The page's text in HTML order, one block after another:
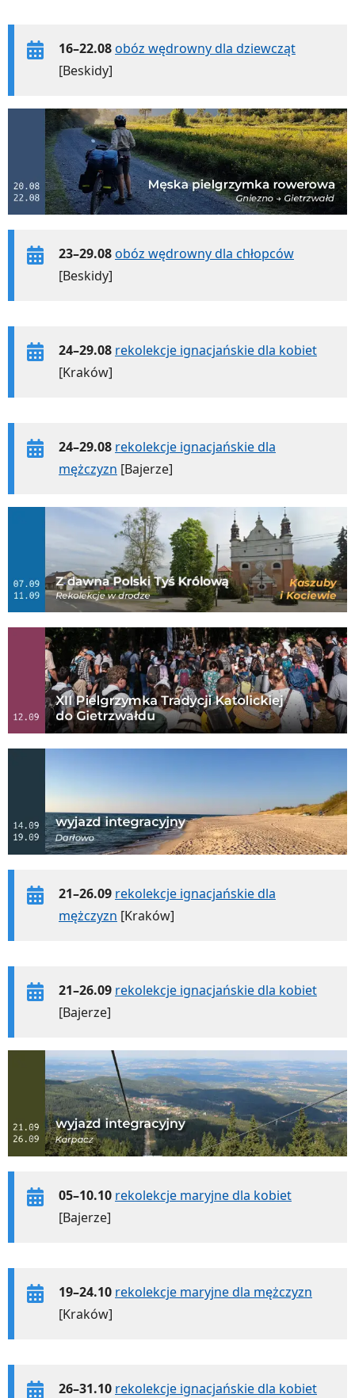
16–22.08obóz wędrowny dla dziewcząt
[Beskidy]
23–29.08obóz wędrowny dla chłopców
[Beskidy]
24–29.08 rekolekcje ignacjańskie dla kobiet
[Kraków]
24–29.08 rekolekcje ignacjańskie dla
mężczyzn [Bajerze]
21–26.09 rekolekcje ignacjańskie dla
mężczyzn [Kraków]
21–26.09 rekolekcje ignacjańskie dla kobiet
[Bajerze]
05–10.10 rekolekcje maryjne dla kobiet
[Bajerze]
19–24.10 rekolekcje maryjne dla mężczyzn
[Kraków]
26–31.10 rekolekcje ignacjańskie dla kobiet